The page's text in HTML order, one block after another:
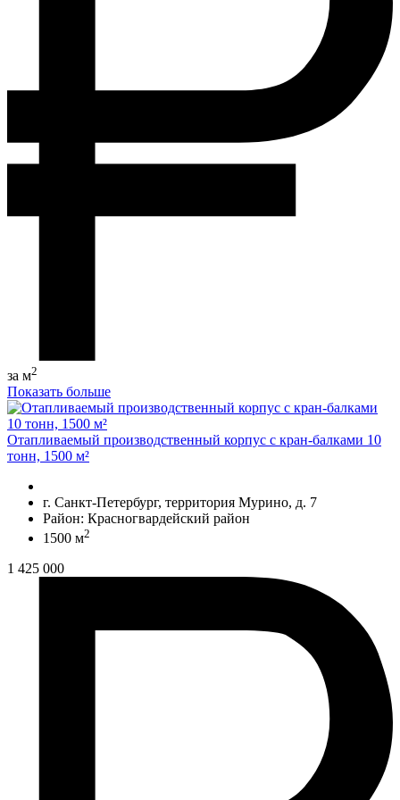
за м2
Показать больше
Отапливаемый производственный корпус с кран-балками 10
тонн, 1500 м²
г. Санкт-Петербург, территория Мурино, д. 7
Район: Красногвардейский район
1500 м2
1 425 000